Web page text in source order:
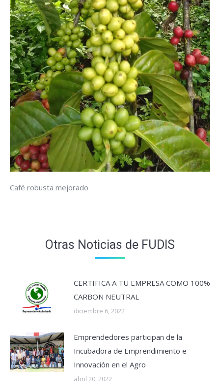
Café robusta mejorado
Otras Noticias de FUDIS
CERTIFICA A TU EMPRESA COMO 100%
CARBON NEUTRAL
diciembre 6, 2022
Emprendedores participan de la
Incubadora de Emprendimiento e
Innovación en el Agro
abril 20, 2022